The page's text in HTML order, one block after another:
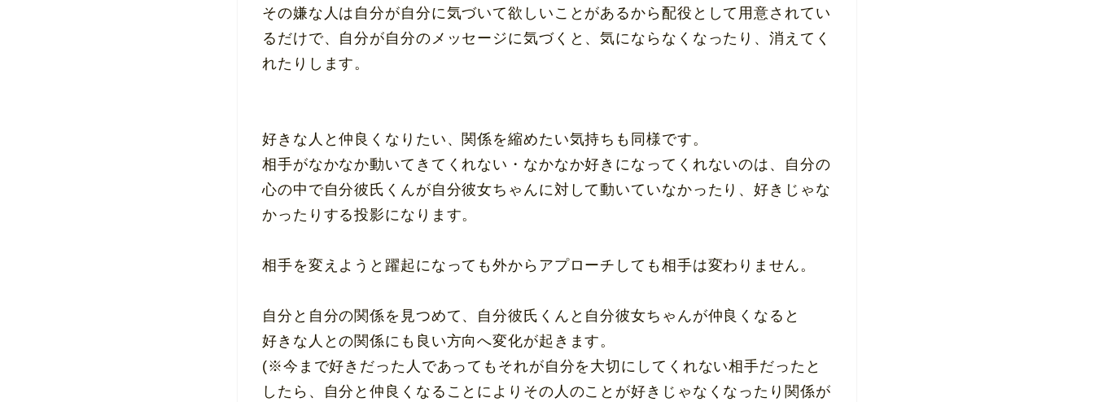
その嫌な人は自分が自分に気づいて欲しいことがあるから配役として用意されてい
るだけで、自分が自分のメッセージに気づくと、気にならなくなったり、消えてく
れたりします。
好きな人と仲良くなりたい、関係を縮めたい気持ちも同様です。
相手がなかなか動いてきてくれない・なかなか好きになってくれないのは、自分の
心の中で自分彼氏くんが自分彼女ちゃんに対して動いていなかったり、好きじゃな
かったりする投影になります。
相手を変えようと躍起になっても外からアプローチしても相手は変わりません。
自分と自分の関係を見つめて、自分彼氏くんと自分彼女ちゃんが仲良くなると
好きな人との関係にも良い方向へ変化が起きます。
(※今まで好きだった人であってもそれが自分を大切にしてくれない相手だったと
したら、自分と仲良くなることによりその人のことが好きじゃなくなったり関係が